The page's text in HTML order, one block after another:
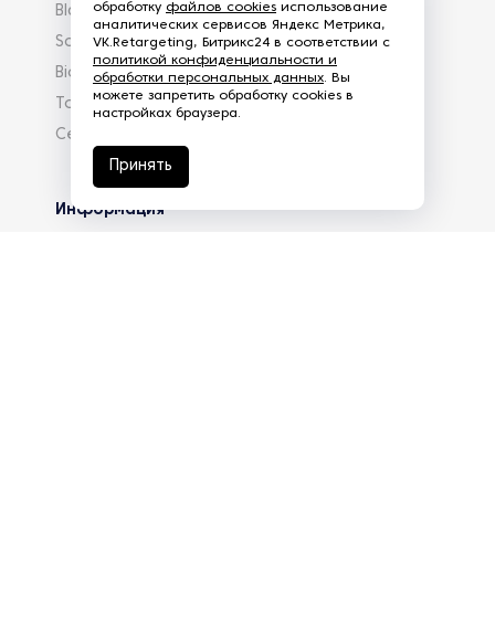
Blasting machine
Scrap-machinery
Biowelle
Torreficator
Centrifuger
Информация
обработку файлов cookies использование
аналитических сервисов Яндекс Метрика,
VK.Retargeting, Битрикс24 в соответствии с
политикой конфиденциальности и
обработки персональных данных. Вы
можете запретить обработку cookies в
настройках браузера.
Принять